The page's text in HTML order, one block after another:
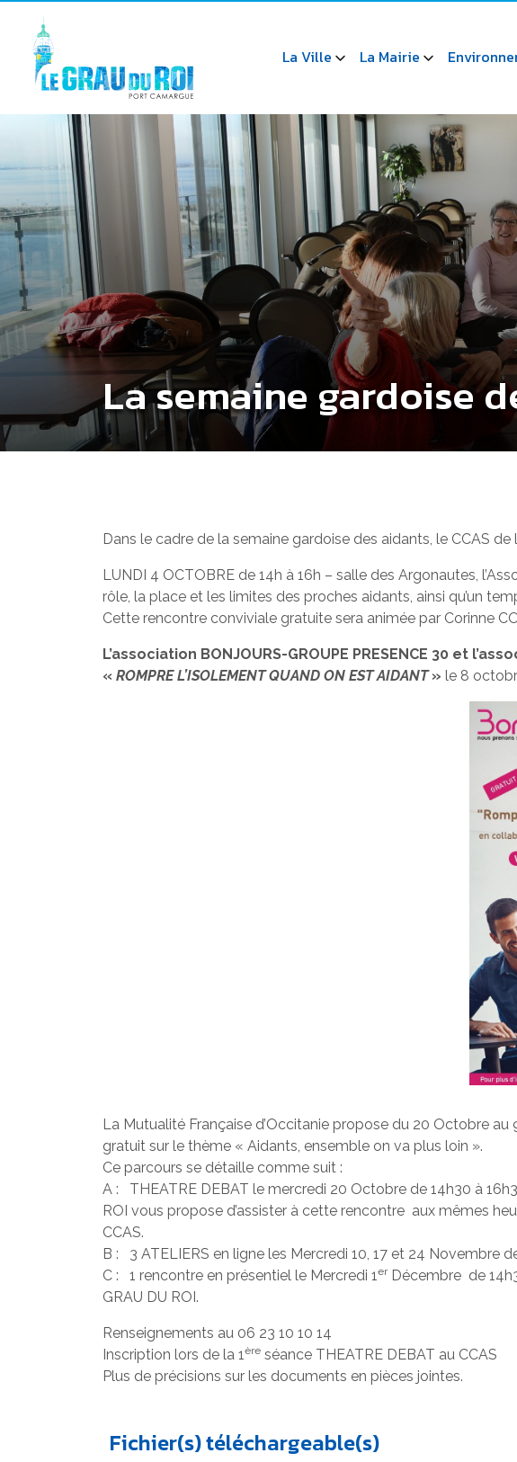
La Ville La Mairie
La semaine gardoise
Dans le cadre de la semaine gardoise des aidants, le CCAS
LUNDI 4 OCTOBRE de 14h à 16h – salle des Argonautes,
rôle, la place et les limites des proches aidants, ainsi qu’un
Cette rencontre conviviale gratuite sera animée par Corinne
L’association BONJOURS-GROUPE PRESENCE 30 et
« ROMPRE L’ISOLEMENT QUAND ON EST AIDANT» le 8
La Mutualité Française d’Occitanie propose du 20 Octobre
gratuit sur le thème « Aidants, ensemble on va plus loin ».
Ce parcours se détaille comme suit :
A : THEATRE DEBAT le mercredi 20 Octobre de 14h30 à
ROI vous propose d’assister à cette rencontre aux mêmes
CCAS.
B : 3 ATELIERS en ligne les Mercredi 10, 17 et 24 Novembre
C : 1 rencontre en présentiel le Mercredi 1erDécembre de
GRAU DU ROI.
Renseignements au 06 23 10 10 14
Inscription lors de la 1ère séance THEATRE DEBAT au CCAS
Plus de précisions sur les documents en pièces jointes.
Fichier(s) téléchargeable(s)